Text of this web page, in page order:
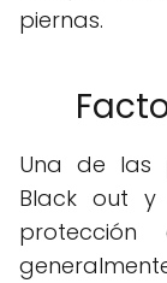
piernas.
Una de las
Black out y